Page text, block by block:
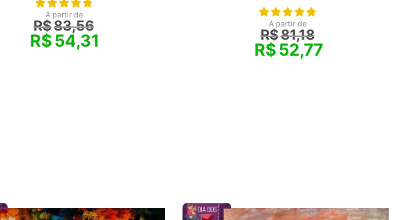
A partir de
R$83,56
R$54,31
A partir de
R$81,18
R$52,77